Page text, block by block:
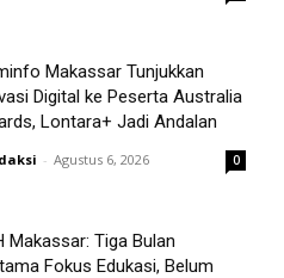
Makassar Tunjukkan
Digital ke Peserta Australia
Lontara+ Jadi Andalan
- Agustus 6, 2026 0
Makassar: Tiga Bulan
Fokus Edukasi, Belum